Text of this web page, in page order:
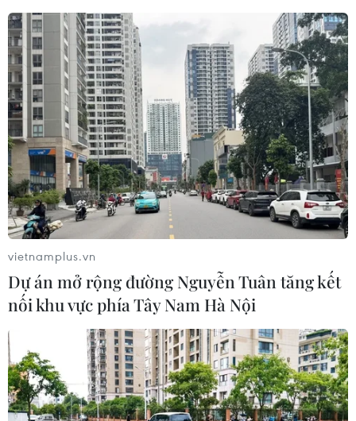
vietnamplus.vn
Dự án mở rộng đường Nguyễn Tuân tăng kết
nối khu vực phía Tây Nam Hà Nội